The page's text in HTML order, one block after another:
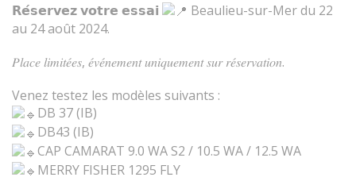
𝗥𝗲́𝘀𝗲𝗿𝘃𝗲𝘇 𝘃𝗼𝘁𝗿𝗲 𝗲𝘀𝘀𝗮𝗶
Beaulieu-sur-Mer du 22
au 24 août 2024.
𝑃𝑙𝑎𝑐𝑒 𝑙𝑖𝑚𝑖𝑡𝑒́𝑒𝑠, 𝑒́𝑣𝑒́𝑛𝑒𝑚𝑒𝑛𝑡 𝑢𝑛𝑖𝑞𝑢𝑒𝑚𝑒𝑛𝑡 𝑠𝑢𝑟 𝑟𝑒́𝑠𝑒𝑟𝑣𝑎𝑡𝑖𝑜𝑛.
Venez testez les modèles suivants :
DB 37 (IB)
DB43 (IB)
CAP CAMARAT 9.0 WA S2 / 10.5 WA / 12.5 WA
MERRY FISHER 1295 FLY